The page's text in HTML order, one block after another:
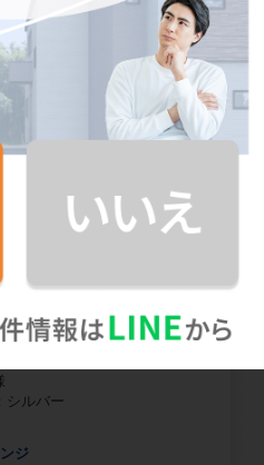
いますので詳細は担当にご
シンク
がつきにくい全面エンボス加
期的な浄水器です。また、浄
ッジ交換も簡単。
シルバー
ジ